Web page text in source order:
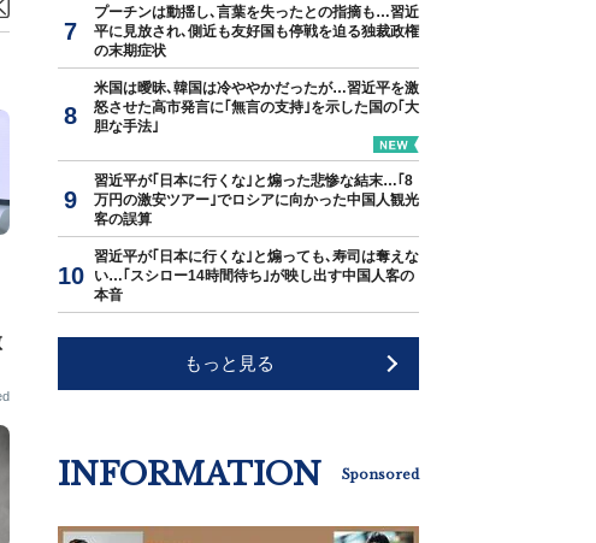
プーチンは動揺し､言葉を失ったとの指摘も…習近
平に見放され､側近も友好国も停戦を迫る独裁政権
の末期症状
米国は曖昧､韓国は冷ややかだったが…習近平を激
怒させた高市発言に｢無言の支持｣を示した国の｢大
胆な手法｣
習近平が｢日本に行くな｣と煽った悲惨な結末…｢8
万円の激安ツアー｣でロシアに向かった中国人観光
客の誤算
習近平が｢日本に行くな｣と煽っても､寿司は奪えな
い…｢スシロー14時間待ち｣が映し出す中国人客の
本音
もっと見る
INFORMATION Sponsored